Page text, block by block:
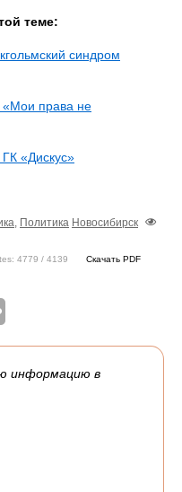
теме:
синдром
«Мои права не
«Дискус»
, Политика Новосибирск
4779 / 4139 Скачать PDF
информацию в